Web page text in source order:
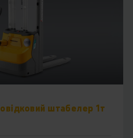
штабелер 1т